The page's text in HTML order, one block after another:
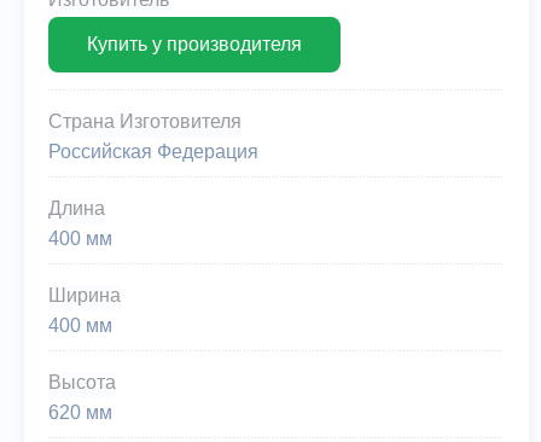
Купить у производителя
Страна Изготовителя
Российская Федерация
Длина
400 мм
Ширина
400 мм
Высота
620 мм